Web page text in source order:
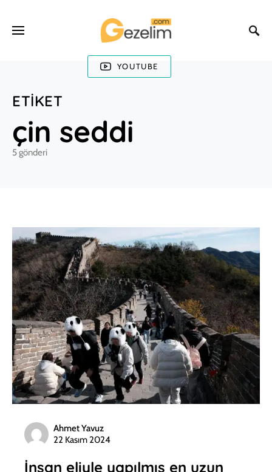
YOUTUBE
ETIKET
çin seddi
5 gönderi
Ahmet Yavuz
22 Kasım 2024
İnsan eliyle yapılmış en uzun